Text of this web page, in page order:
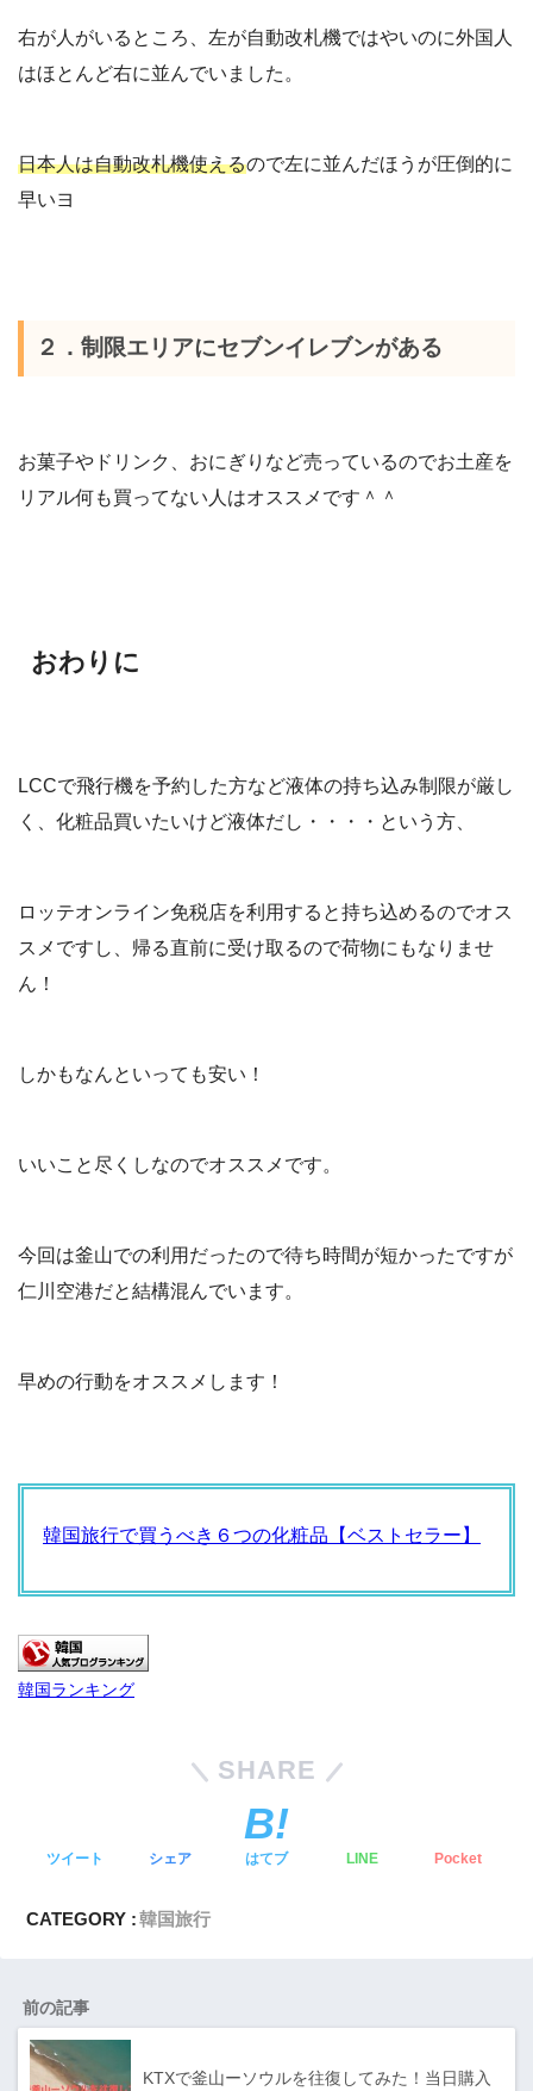
右が人がいるところ、左が自動改札機ではやいのに外国人
はほとんど右に並んでいました。
日本人は自動改札機使えるので左に並んだほうが圧倒的に
早いヨ
２．制限エリアにセブンイレブンがある
お菓子やドリンク、おにぎりなど売っているのでお土産を
リアル何も買ってない人はオススメです＾＾
おわりに
LCCで飛行機を予約した方など液体の持ち込み制限が厳し
く、化粧品買いたいけど液体だし・・・・という方、
ロッテオンライン免税店を利用すると持ち込めるのでオス
スメですし、帰る直前に受け取るので荷物にもなりませ
ん！
しかもなんといっても安い！
いいこと尽くしなのでオススメです。
今回は釜山での利用だったので待ち時間が短かったですが
仁川空港だと結構混んでいます。
早めの行動をオススメします！
韓国旅行で買うべき６つの化粧品【ベストセラー】
韓国ランキング
SHARE
ツイート シェア はてブ LINE Pocket
CATEGORY :韓国旅行
前の記事
KTXで釜山ーソウルを往復してみた！当日購入